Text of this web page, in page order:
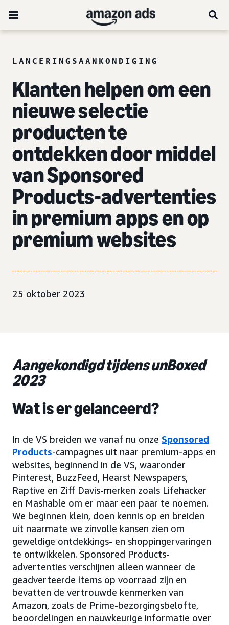
LANCERINGSAANKONDIGING
Klanten helpen om een
nieuwe selectie
producten te
ontdekken door middel
van Sponsored
Products-advertenties
in premium apps en op
premium websites
25 oktober 2023
Aangekondigd tijdens unBoxed
2023
Wat is er gelanceerd?
In de VS breiden we vanaf nu onze Sponsored
Products-campagnes uit naar premium-apps en
websites, beginnend in de VS, waaronder
Pinterest, BuzzFeed, Hearst Newspapers,
Raptive en Ziff Davis-merken zoals Lifehacker
en Mashable om er maar een paar te noemen.
We beginnen klein, doen kennis op en breiden
uit naarmate we zinvolle kansen zien om
geweldige ontdekkings- en shoppingervaringen
te ontwikkelen. Sponsored Products-
advertenties verschijnen alleen wanneer de
geadverteerde items op voorraad zijn en
bevatten de vertrouwde kenmerken van
Amazon, zoals de Prime-bezorgingsbelofte,
beoordelingen en nauwkeurige informatie over